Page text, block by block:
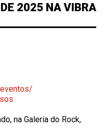
2025 NA VIBRA
na Galeria do Rock,